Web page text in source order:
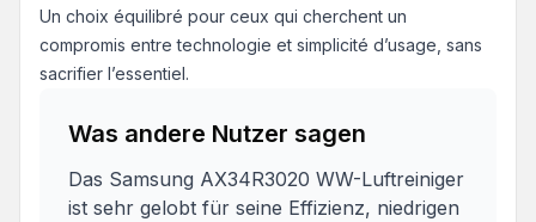
Un choix équilibré pour ceux qui cherchent un
compromis entre technologie et simplicité d’usage, sans
sacrifier l’essentiel.
Was andere Nutzer sagen
Das Samsung AX34R3020 WW-Luftreiniger
ist sehr gelobt für seine Effizienz, niedrigen